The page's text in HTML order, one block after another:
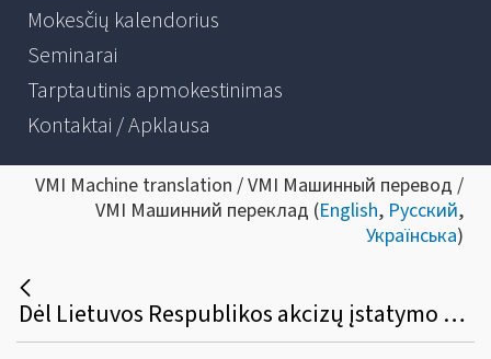
Mokesčių kalendorius
Seminarai
Tarptautinis apmokestinimas
Kontaktai / Apklausa
VMI Machine translation / VMI Машинный перевод /
VMI Машинний переклад (English, Русский,
Українська)
Dėl Lietuvos Respublikos akcizų įstatymo 37 straipsnio 3 dalies taikymo nuo 2024 m. vasario 21 d.